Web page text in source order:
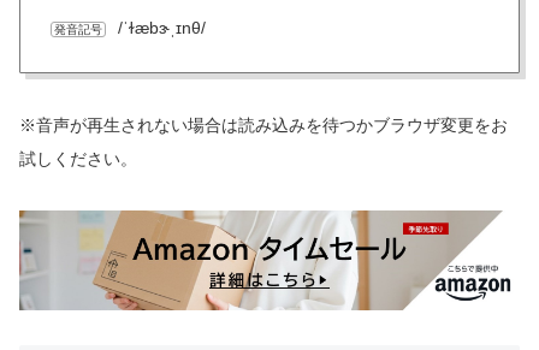
発音記号 /ˈɫæbɝˌɪnθ/
※音声が再生されない場合は読み込みを待つかブラウザ変更をお
試しください。